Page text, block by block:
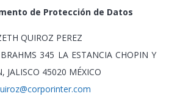
de Protección de Datos
QUIROZ PEREZ
345 LA ESTANCIA CHOPIN Y
JALISCO 45020 MÉXICO